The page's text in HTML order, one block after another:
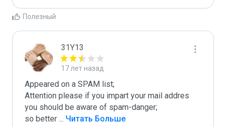
Полезный
31Y13
17 лет назад
Appeared on a SPAM list;
Attention please if you impart your mail addres
you should be aware of spam-danger;
so better ... Читать Больше